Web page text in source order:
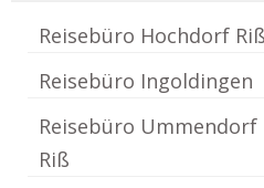
Reisebüro Hochdorf Riß
Reisebüro Ingoldingen
Reisebüro
Riß